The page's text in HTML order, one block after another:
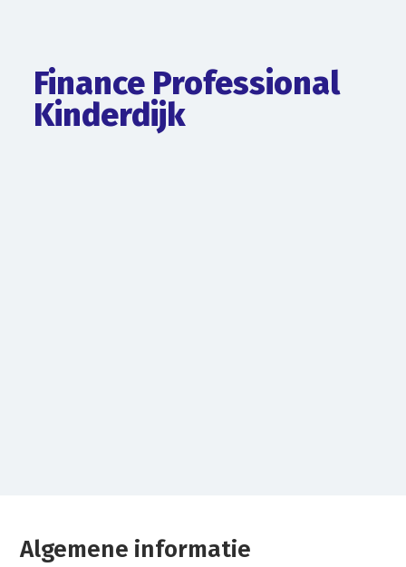
Finance Professional
Kinderdijk
Algemene informatie